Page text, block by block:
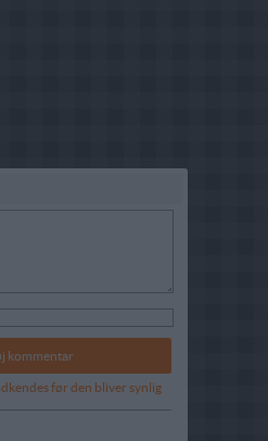
før den bliver synlig